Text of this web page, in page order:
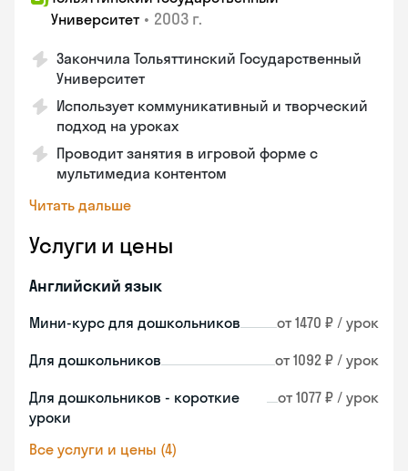
Университет • 2003 г.
Закончила Тольяттинский Государственный
Университет
Использует коммуникативный и творческий
подход на уроках
Проводит занятия в игровой форме с
мультимедиа контентом
Читать дальше
Услуги и цены
Английский язык
Мини-курс для дошкольников от 1470 ₽ / урок
Для дошкольников от 1092 ₽ / урок
Для дошкольников - короткие
уроки
от 1077 ₽ / урок
Все услуги и цены (4)